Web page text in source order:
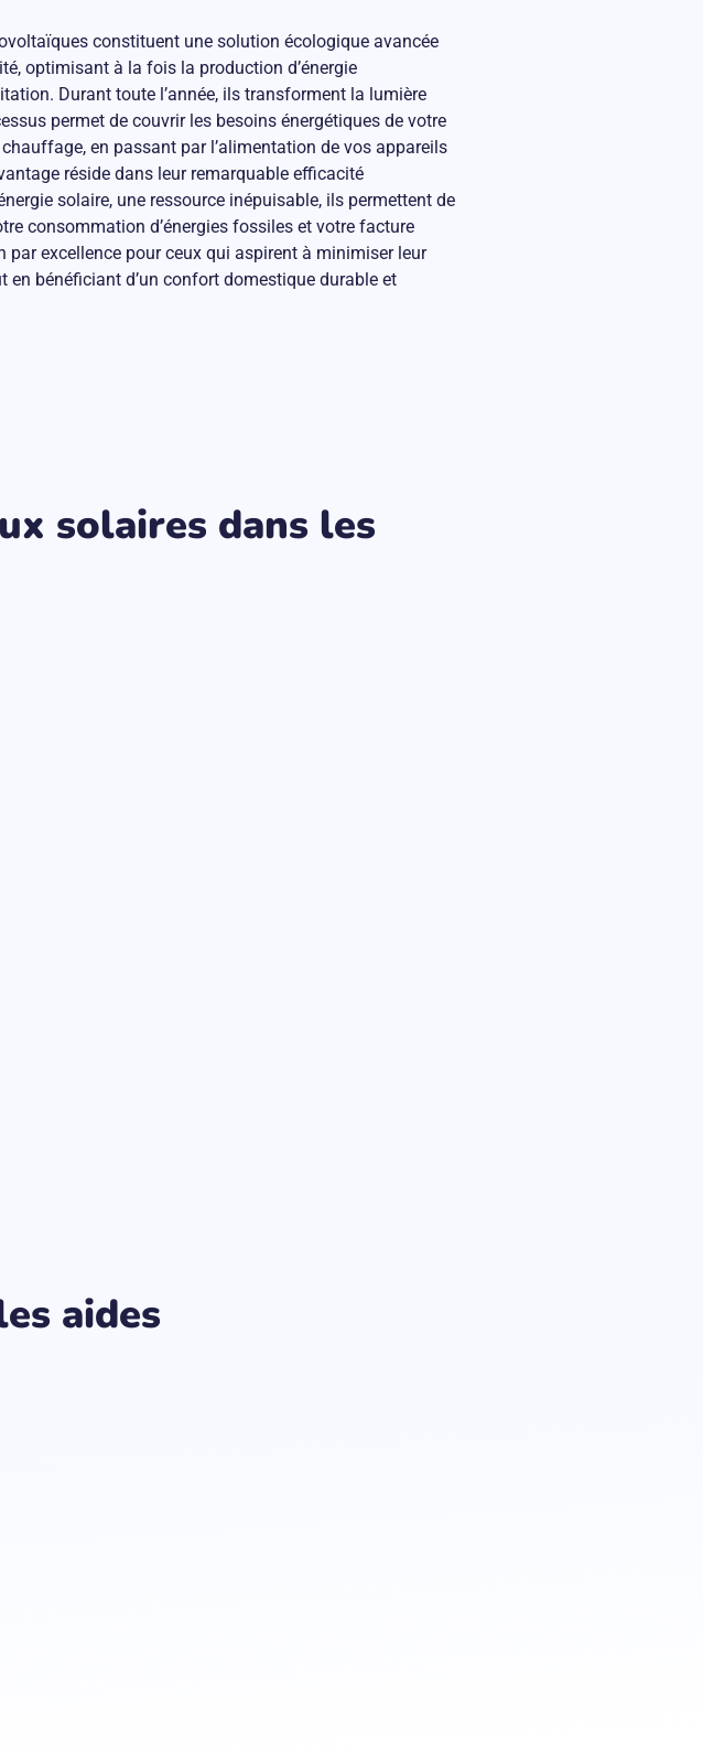
constituent une solution écologique avancée
optimisant à la fois la production d’énergie
Durant toute l’année, ils transforment la lumière
permet de couvrir les besoins énergétiques de votre
en passant par l’alimentation de vos appareils
réside dans leur remarquable efficacité
solaire, une ressource inépuisable, ils permettent de
consommation d’énergies fossiles et votre facture
par excellence pour ceux qui aspirent à minimiser leur
en bénéficiant d’un confort domestique durable et
solaires dans les
aides